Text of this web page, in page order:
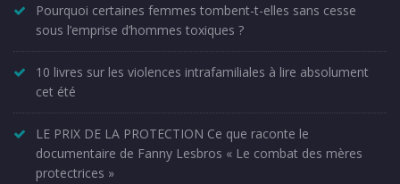
Pourquoi certaines femmes tombent-t-elles sans cesse
sous l’emprise d’hommes toxiques ?
10 livres sur les violences intrafamiliales à lire absolument
cet été
LE PRIX DE LA PROTECTION Ce que raconte le
documentaire de Fanny Lesbros « Le combat des mères
protectrices »